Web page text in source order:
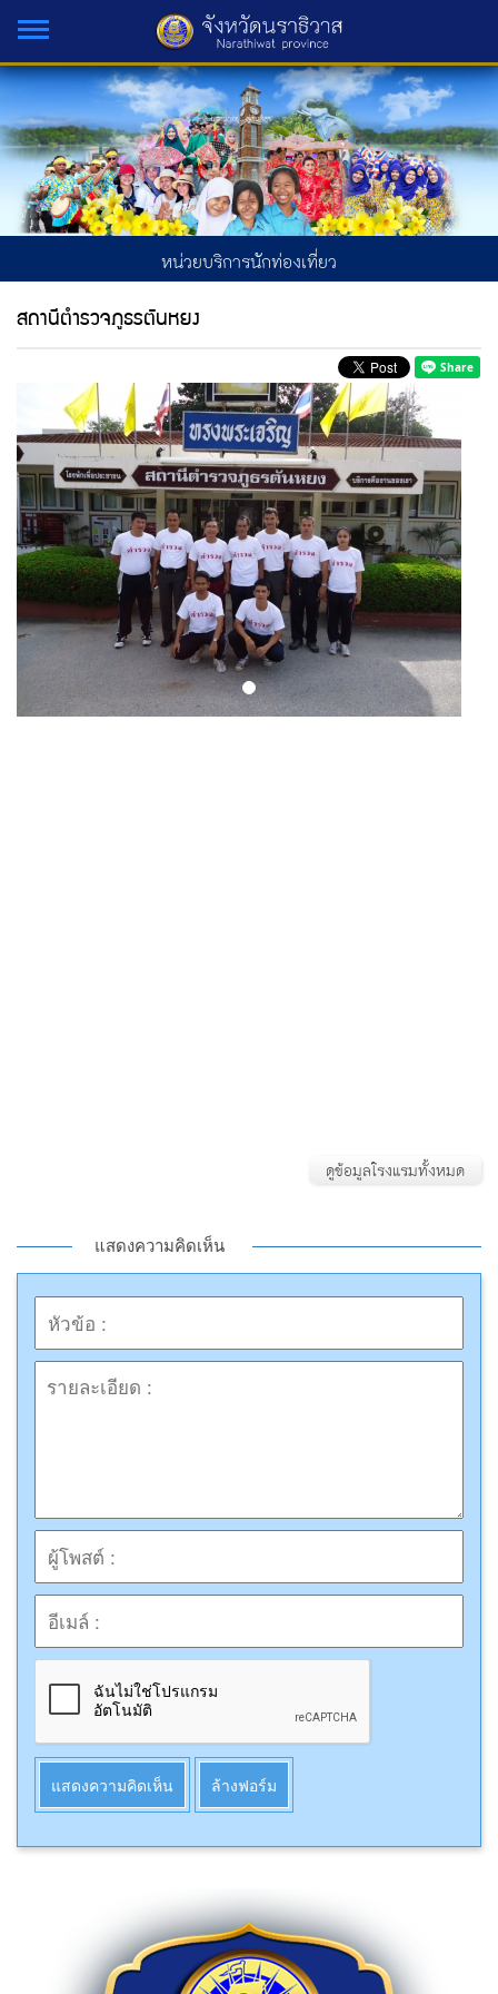
หน่วยบริการนักท่องเที่ยว
สถานีตำรวจภูธรตันหยง
ดูข้อมูลโรงแรมทั้งหมด
แสดงความคิดเห็น
แสดงความคิดเห็น ล้างฟอร์ม